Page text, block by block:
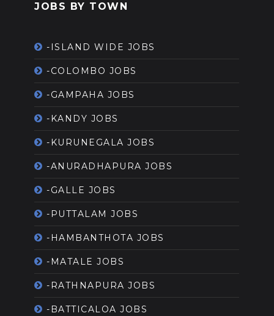
JOBS BY TOWN
-ISLAND WIDE JOBS
-COLOMBO JOBS
-GAMPAHA JOBS
-KANDY JOBS
-KURUNEGALA JOBS
-ANURADHAPURA JOBS
-GALLE JOBS
-PUTTALAM JOBS
-HAMBANTHOTA JOBS
-MATALE JOBS
-RATHNAPURA JOBS
-BATTICALOA JOBS